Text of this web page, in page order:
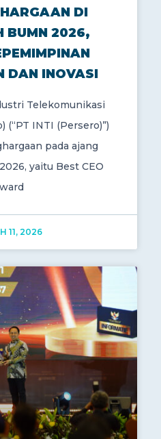
DI
BUMN 2026,
DAN INOVASI
Telekomunikasi
(“PT INTI (Persero)”)
pada ajang
yaitu Best CEO
11, 2026